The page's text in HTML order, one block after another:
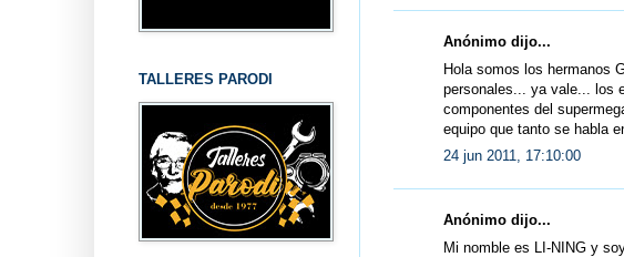
Anónimo dijo...
Hola somos los hermanos
personales... ya vale... los
componentes del
equipo que tanto se habla
24 jun 2011, 17:10:00
Anónimo dijo...
Mi nomble es LI-NING y
TALLERES PARODI